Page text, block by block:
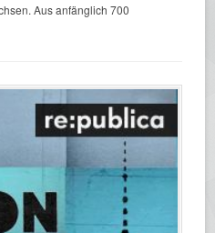
Aus anfänglich 700